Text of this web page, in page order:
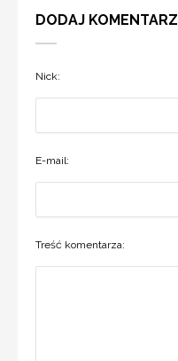
DODAJ KOMENTARZ
Nick:
E-mail:
Treść komentarza: